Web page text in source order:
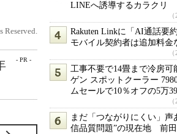
Reserved.
- PR -
LINEへ誘導するカラクリ
Rakuten Linkに「AI通話要
モバイル契約者は追加料金
工事不要で14畳まで冷房可
ゲン スポットクーラー
ムセールで10％オフの5万
まだ「つながりにくい」声
信品質問題”の現在地 前